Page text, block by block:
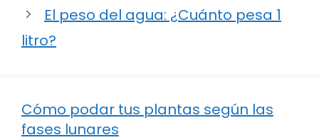
El peso del agua: ¿Cuánto pesa 1
litro?
Cómo podar tus plantas según las
fases lunares